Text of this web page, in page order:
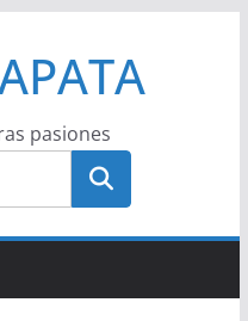
pasiones